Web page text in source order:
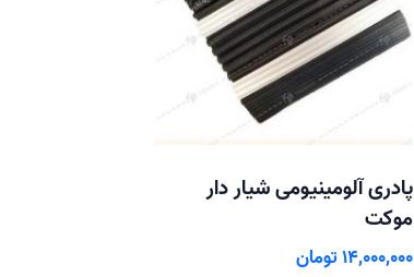
پادری آلومینیومی شیار دار
موکت
14,000,000تومان